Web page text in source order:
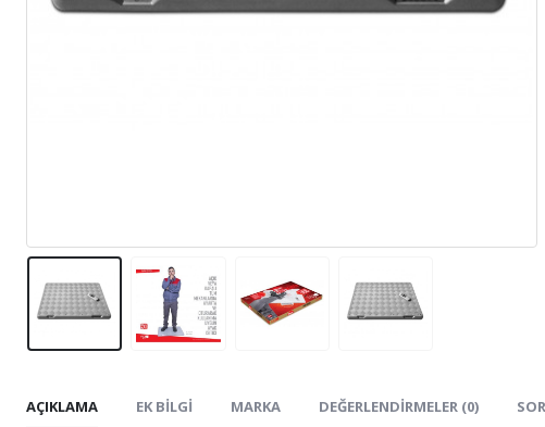
AÇIKLAMA EK BILGI MARKA DEĞERLENDIRMELER (0)